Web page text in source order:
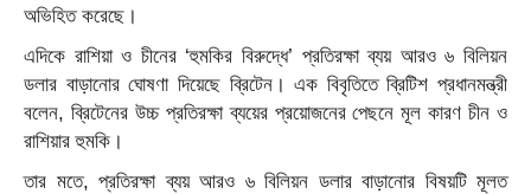
অভিহিত করেছে।
এদিকে রাশিয়া ও চীনের ‘হুমকির বিরুদ্ধে’ প্রতিরক্ষা ব্যয় আরও ৬ বিলিয়ন
ডলার বাড়ানোর ঘোষণা দিয়েছে ব্রিটেন। এক বিবৃতিতে ব্রিটিশ প্রধানমন্ত্রী
বলেন, ব্রিটেনের উচ্চ প্রতিরক্ষা ব্যয়ের প্রয়োজনের পেছনে মূল কারণ চীন ও
রাশিয়ার হুমকি।
তার মতে, প্রতিরক্ষা ব্যয় আরও ৬ বিলিয়ন ডলার বাড়ানোর বিষয়টি মূলত